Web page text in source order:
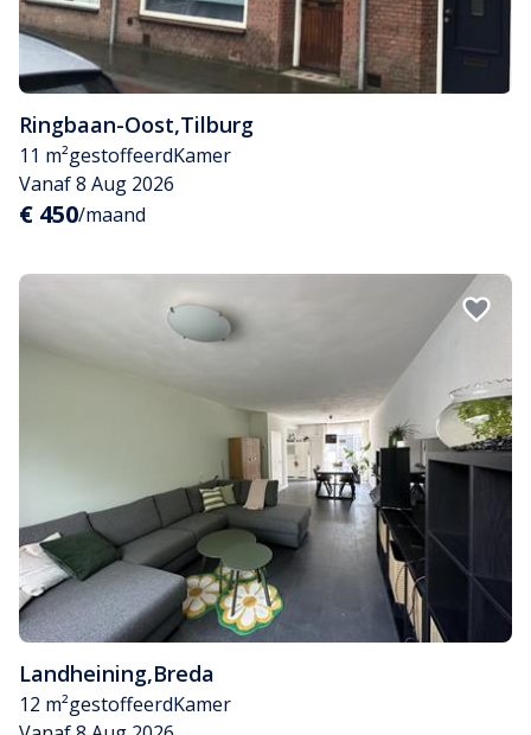
Ringbaan-Oost,Tilburg
11 m²gestoffeerdKamer
Vanaf 8 Aug 2026
€ 450/maand
Landheining,Breda
12 m²gestoffeerdKamer